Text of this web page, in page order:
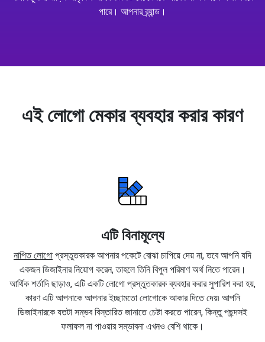
পারে। আপনার ব্র্যান্ড।
এই লোগো মেকার ব্যবহার করার কারণ
এটি বিনামূল্যে
নাপিত লোগো প্রস্তুতকারক আপনার পকেটে বোঝা চাপিয়ে দেয় না, তবে আপনি যদি
একজন ডিজাইনার নিয়োগ করেন, তাহলে তিনি বিপুল পরিমাণ অর্থ নিতে পারেন।
আর্থিক শর্তাদি ছাড়াও, এটি একটি লোগো প্রস্তুতকারক ব্যবহার করার সুপারিশ করা হয়,
কারণ এটি আপনাকে আপনার ইচ্ছামতো লোগোকে আকার দিতে দেয়৷ আপনি
ডিজাইনারকে যতটা সম্ভব বিস্তারিত জানাতে চেষ্টা করতে পারেন, কিন্তু পছন্দসই
ফলাফল না পাওয়ার সম্ভাবনা এখনও বেশি থাকে।